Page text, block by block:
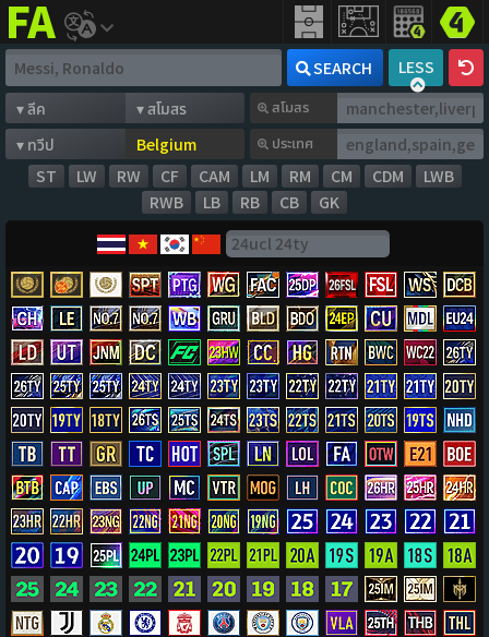
FIFAaddict SEARCH LESS
สโมสร
ประเทศ
ST LW RW CF CAM LM RM CM CDM
LWB
RWB
LB RB CB GK